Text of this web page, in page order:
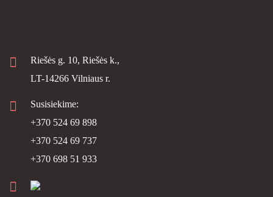
Riešės g. 10, Riešės k.,
LT-14266 Vilniaus r.
Susisiekime:
+370 524 69 898
+370 524 69 737
+370 698 51 933